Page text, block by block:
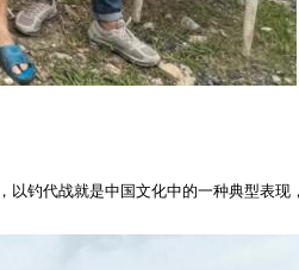
以钓代战就是中国文化中的一种典型表现